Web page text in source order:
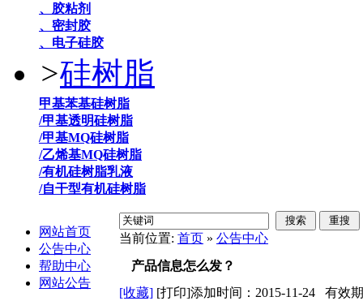
、胶粘剂
、密封胶
、电子硅胶
>硅树脂
甲基苯基硅树脂
/甲基透明硅树脂
/甲基MQ硅树脂
/乙烯基MQ硅树脂
/有机硅树脂乳液
/自干型有机硅树脂
网站首页
公告中心
帮助中心
网站公告
当前位置: 首页 » 公告中心
产品信息怎么发？
[收藏] [打印]添加时间：2015-11-24 有效